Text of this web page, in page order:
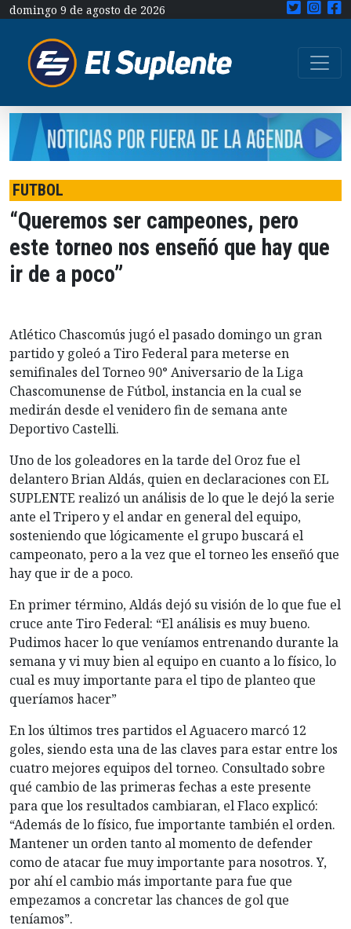
domingo 9 de agosto de 2026
FUTBOL
“Queremos ser campeones, pero
este torneo nos enseñó que hay que
ir de a poco”
Atlético Chascomús jugó el pasado domingo un gran
partido y goleó a Tiro Federal para meterse en
semifinales del Torneo 90° Aniversario de la Liga
Chascomunense de Fútbol, instancia en la cual se
medirán desde el venidero fin de semana ante
Deportivo Castelli.
Uno de los goleadores en la tarde del Oroz fue el
delantero Brian Aldás, quien en declaraciones con EL
SUPLENTE realizó un análisis de lo que le dejó la serie
ante el Tripero y el andar en general del equipo,
sosteniendo que lógicamente el grupo buscará el
campeonato, pero a la vez que el torneo les enseñó que
hay que ir de a poco.
En primer término, Aldás dejó su visión de lo que fue el
cruce ante Tiro Federal: “El análisis es muy bueno.
Pudimos hacer lo que veníamos entrenando durante la
semana y vi muy bien al equipo en cuanto a lo físico, lo
cual es muy importante para el tipo de planteo que
queríamos hacer”
En los últimos tres partidos el Aguacero marcó 12
goles, siendo esta una de las claves para estar entre los
cuatro mejores equipos del torneo. Consultado sobre
qué cambio de las primeras fechas a este presente
para que los resultados cambiaran, el Flaco explicó:
“Además de lo físico, fue importante también el orden.
Mantener un orden tanto al momento de defender
como de atacar fue muy importante para nosotros. Y,
por ahí el cambio más importante para fue que
empezamos a concretar las chances de gol que
teníamos”.